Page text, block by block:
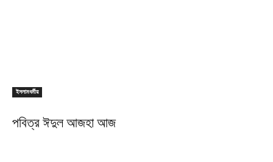
ইসলামধর্মীয়
পবিত্র ঈদুল আজহা আজ